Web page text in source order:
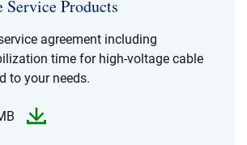
Products
agreement including
time for high-​voltage cable
to your needs.​